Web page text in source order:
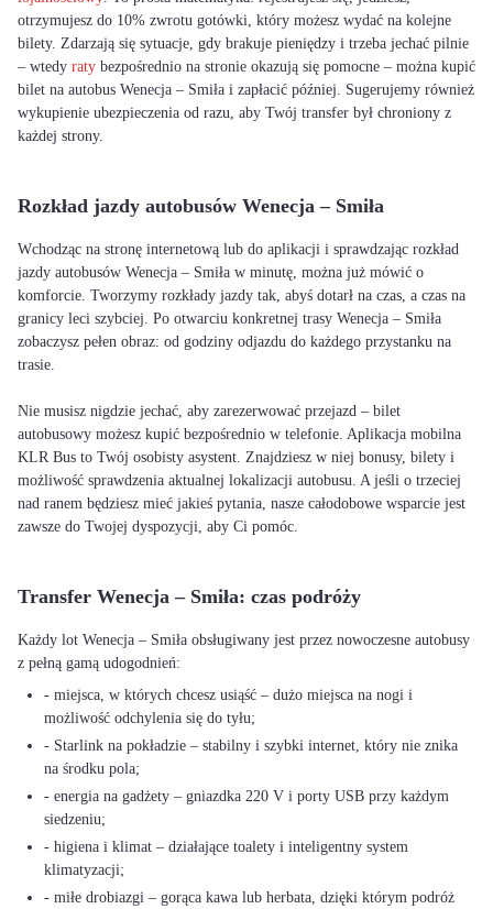
otrzymujesz do 10% zwrotu gotówki, który możesz wydać na kolejne
bilety. Zdarzają się sytuacje, gdy brakuje pieniędzy i trzeba jechać pilnie
– wtedy raty bezpośrednio na stronie okazują się pomocne – można kupić
bilet na autobus Wenecja – Smiła i zapłacić później. Sugerujemy również
wykupienie ubezpieczenia od razu, aby Twój transfer był chroniony z
każdej strony.
Rozkład jazdy autobusów Wenecja – Smiła
Wchodząc na stronę internetową lub do aplikacji i sprawdzając rozkład
jazdy autobusów Wenecja – Smiła w minutę, można już mówić o
komforcie. Tworzymy rozkłady jazdy tak, abyś dotarł na czas, a czas na
granicy leci szybciej. Po otwarciu konkretnej trasy Wenecja – Smiła
zobaczysz pełen obraz: od godziny odjazdu do każdego przystanku na
trasie.
Nie musisz nigdzie jechać, aby zarezerwować przejazd – bilet
autobusowy możesz kupić bezpośrednio w telefonie. Aplikacja mobilna
KLR Bus to Twój osobisty asystent. Znajdziesz w niej bonusy, bilety i
możliwość sprawdzenia aktualnej lokalizacji autobusu. A jeśli o trzeciej
nad ranem będziesz mieć jakieś pytania, nasze całodobowe wsparcie jest
zawsze do Twojej dyspozycji, aby Ci pomóc.
Transfer Wenecja – Smiła: czas podróży
Każdy lot Wenecja – Smiła obsługiwany jest przez nowoczesne autobusy
z pełną gamą udogodnień:
- miejsca, w których chcesz usiąść – dużo miejsca na nogi i
możliwość odchylenia się do tyłu;
- Starlink na pokładzie – stabilny i szybki internet, który nie znika
na środku pola;
- energia na gadżety – gniazdka 220 V i porty USB przy każdym
siedzeniu;
- higiena i klimat – działające toalety i inteligentny system
klimatyzacji;
- miłe drobiazgi – gorąca kawa lub herbata, dzięki którym podróż